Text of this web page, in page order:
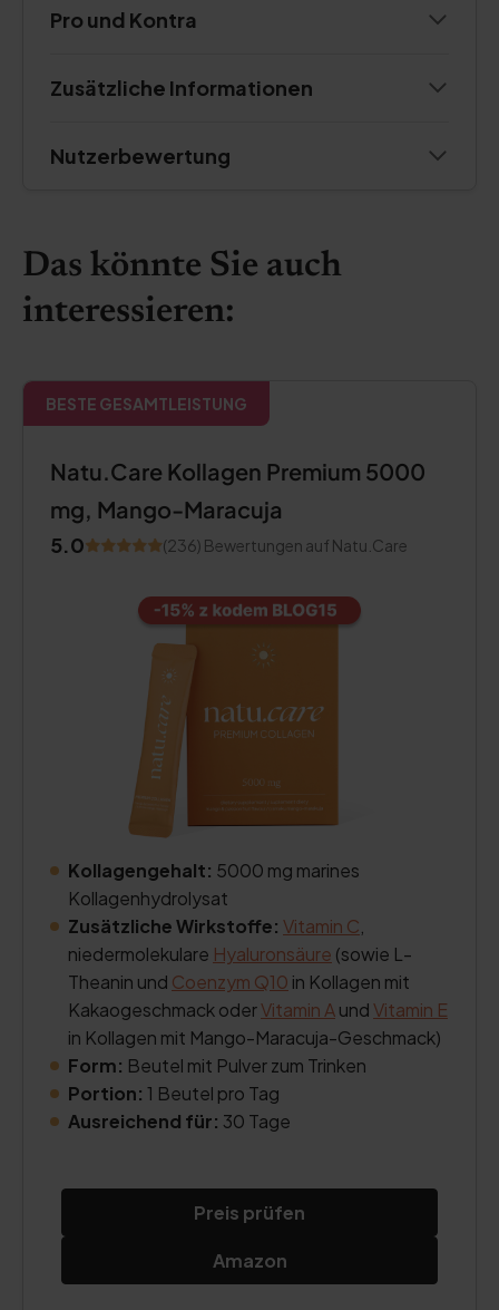
Pro und Kontra
Zusätzliche Informationen
Nutzerbewertung
Das könnte Sie auch
interessieren:
BESTE GESAMTLEISTUNG
Natu.Care Kollagen Premium 5000
mg, Mango-Maracuja
5.0 (236) Bewertungen auf Natu.Care
Kollagengehalt: 5000 mg marines
Kollagenhydrolysat
Zusätzliche Wirkstoffe: Vitamin C
niedermolekulare Hyaluronsäure (sowie L-
Theanin und Coenzym Q10 in Kollagen mit
Kakaogeschmack oderVitamin AundVitamin E
in Kollagen mit Mango-Maracuja-Geschmack)
Form: Beutel mit Pulver zum Trinken
Portion: 1 Beutel pro Tag
Ausreichend für: 30 Tage
Preis prüfen
Amazon